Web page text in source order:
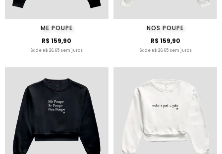
ME POUPE
R$ 159,90
6x de R$ 26,65 sem juros
NOS POUPE
R$ 159,90
6x de R$ 26,65 sem juros